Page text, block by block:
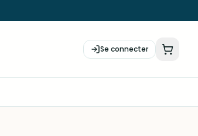
Se connecter